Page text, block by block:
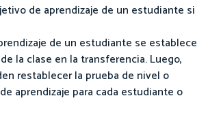
de aprendizaje de un estudiante si
de un estudiante se establece
la clase en la transferencia. Luego,
restablecer la prueba de nivel o
aprendizaje para cada estudiante o